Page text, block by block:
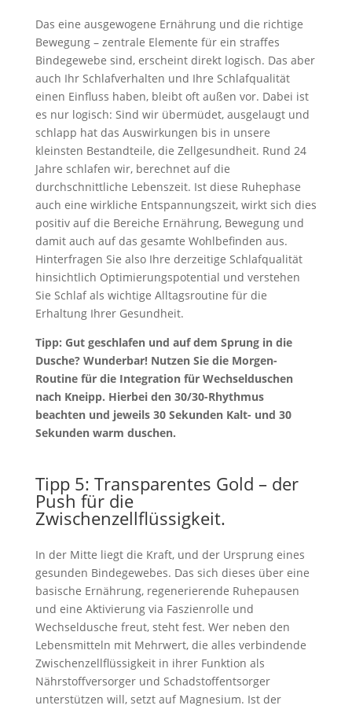
Das eine ausgewogene Ernährung und die richtige
Bewegung – zentrale Elemente für ein straffes
Bindegewebe sind, erscheint direkt logisch. Das aber
auch Ihr Schlafverhalten und Ihre Schlafqualität
einen Einfluss haben, bleibt oft außen vor. Dabei ist
es nur logisch: Sind wir übermüdet, ausgelaugt und
schlapp hat das Auswirkungen bis in unsere
kleinsten Bestandteile, die Zellgesundheit. Rund 24
Jahre schlafen wir, berechnet auf die
durchschnittliche Lebenszeit. Ist diese Ruhephase
auch eine wirkliche Entspannungszeit, wirkt sich dies
positiv auf die Bereiche Ernährung, Bewegung und
damit auch auf das gesamte Wohlbefinden aus.
Hinterfragen Sie also Ihre derzeitige Schlafqualität
hinsichtlich Optimierungspotential und verstehen
Sie Schlaf als wichtige Alltagsroutine für die
Erhaltung Ihrer Gesundheit.
Tipp: Gut geschlafen und auf dem Sprung in die
Dusche? Wunderbar! Nutzen Sie die Morgen-
Routine für die Integration für Wechselduschen
nach Kneipp. Hierbei den 30/30-Rhythmus
beachten und jeweils 30 Sekunden Kalt- und 30
Sekunden warm duschen.
Tipp 5: Transparentes Gold – der
Push für die
Zwischenzellflüssigkeit.
In der Mitte liegt die Kraft, und der Ursprung eines
gesunden Bindegewebes. Das sich dieses über eine
basische Ernährung, regenerierende Ruhepausen
und eine Aktivierung via Faszienrolle und
Wechseldusche freut, steht fest. Wer neben den
Lebensmitteln mit Mehrwert, die alles verbindende
Zwischenzellflüssigkeit in ihrer Funktion als
Nährstoffversorger und Schadstoffentsorger
unterstützen will, setzt auf Magnesium. Ist der